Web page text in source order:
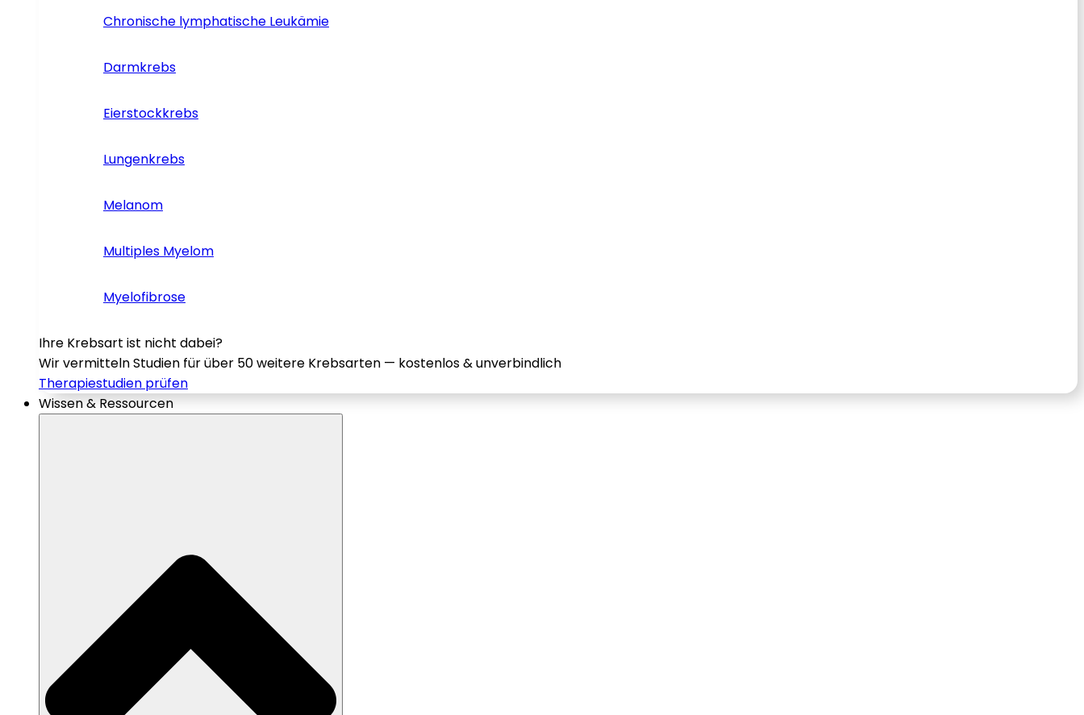
Chronische lymphatische Leukämie
Darmkrebs
Eierstockkrebs
Lungenkrebs
Melanom
Multiples Myelom
Myelofibrose
Ihre Krebsart ist nicht dabei?
Wir vermitteln Studien für über 50 weitere Krebsarten — kostenlos & unverbindlich
Therapiestudien prüfen
Wissen & Ressourcen